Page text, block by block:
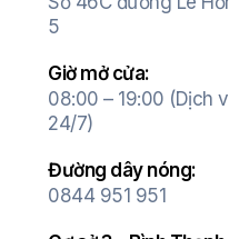
5
Giờ mở cửa:
08:00 – 19:00 (Dịch
24/7)
Đường dây nóng:
0844 951 951